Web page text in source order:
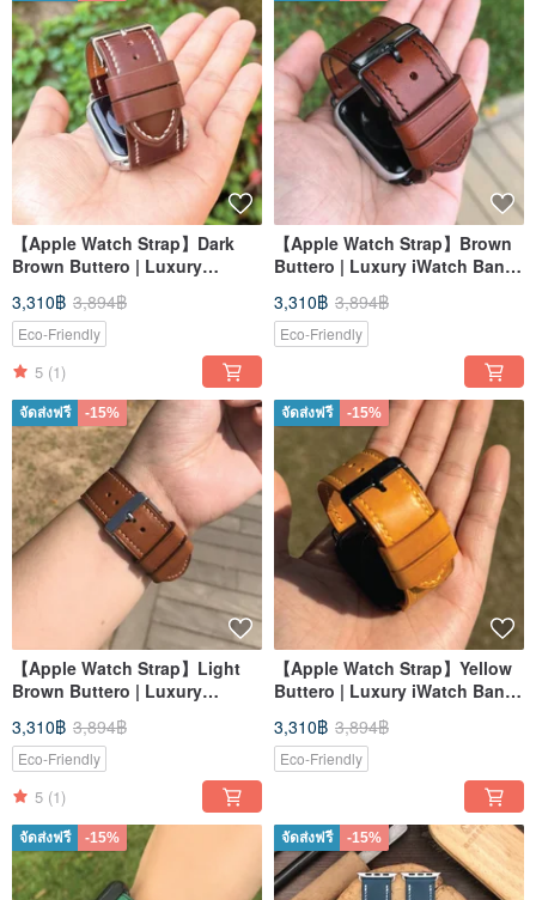
【Apple Watch Strap】Dark
Brown Buttero | Luxury
iWatch Band | Elegant &
Heavy
3,310฿ 3,894฿
Eco-Friendly
5 (1)
【Apple Watch Strap】Brown
Buttero | Luxury iWatch Band
| Elegant & Heavy
3,310฿ 3,894฿
Eco-Friendly
จัดส่งฟรี -15%
【Apple Watch Strap】Light
Brown Buttero | Luxury
iWatch Band | Elegant &
Heavy
3,310฿ 3,894฿
Eco-Friendly
5 (1)
จัดส่งฟรี -15%
【Apple Watch Strap】Yellow
Buttero | Luxury iWatch Band
| Elegant & Heavy
3,310฿ 3,894฿
Eco-Friendly
จัดส่งฟรี -15% จัดส่งฟรี -15%